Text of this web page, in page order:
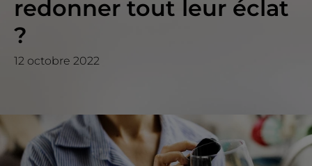
redonner tout leur éclat
?
12 octobre 2022